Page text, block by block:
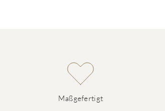
Maßgefertigt